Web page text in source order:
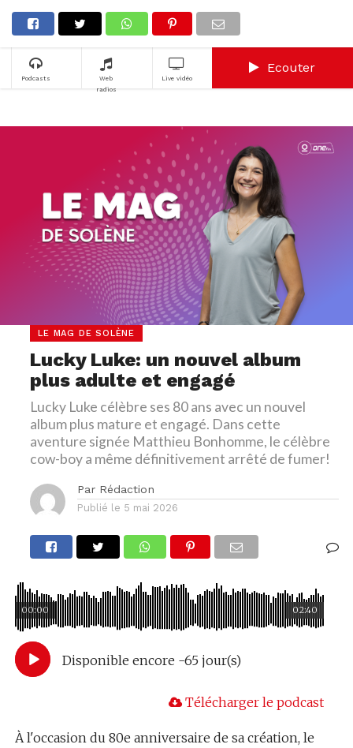
Podcasts
Web
radios
Live vidéo
Ecouter
LE MAG DE SOLÈNE
Lucky Luke: un nouvel album
plus adulte et engagé
Lucky Luke célèbre ses 80 ans avec un nouvel
album plus mature et engagé. Dans cette
aventure signée Matthieu Bonhomme, le célèbre
cow-boy a même définitivement arrêté de fumer!
Par Rédaction
Publié le 5 mai 2026
02:40
00:00
Disponible encore -65 jour(s)
Télécharger le podcast
À l'occasion du 80e anniversaire de sa création, le